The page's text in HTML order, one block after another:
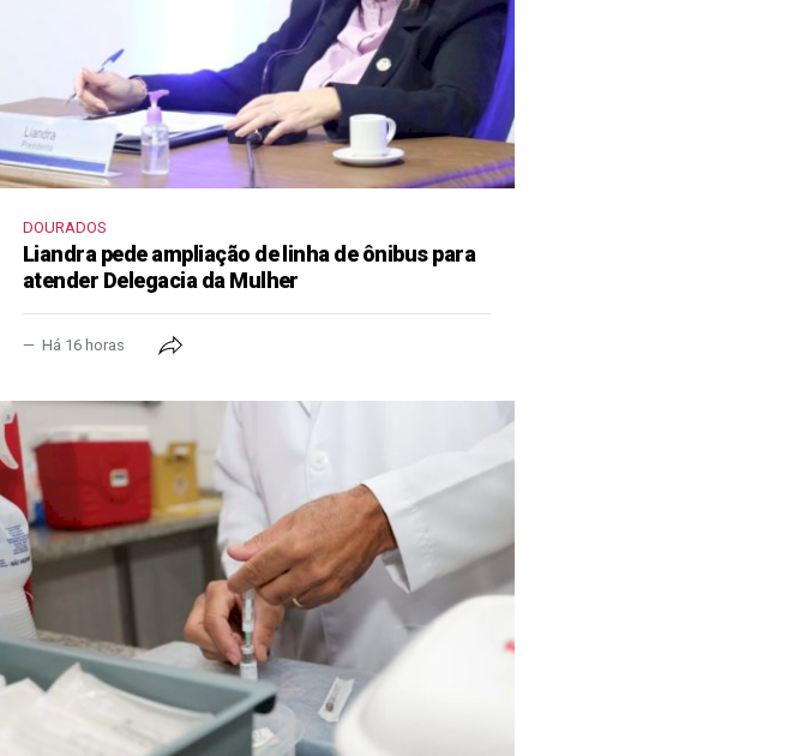
DOURADOS
Liandra pede ampliação de linha de ônibus para
atender Delegacia da Mulher
Há 16 horas